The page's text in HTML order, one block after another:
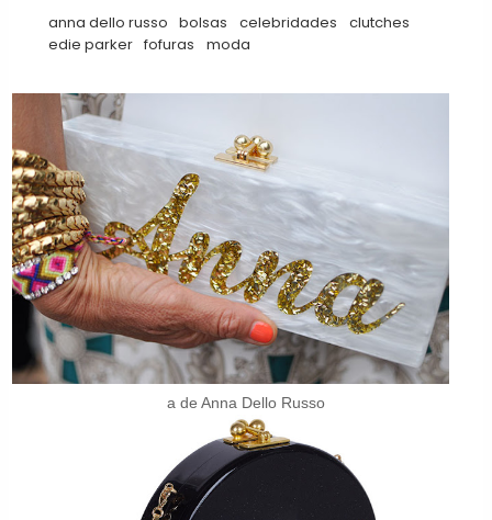
anna dello russo bolsas celebridades
clutches
edie parker fofuras moda
a de Anna Dello Russo